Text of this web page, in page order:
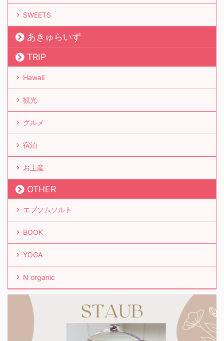
SWEETS
あきゅらいず
TRIP
Hawaii
観光
グルメ
宿泊
お土産
OTHER
エプソムソルト
BOOK
YOGA
N organic